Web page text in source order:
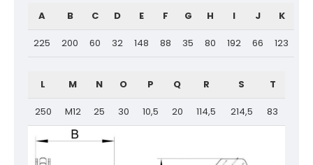
A B C D E F G H I J K
225 200 60 32 148 88 35 80 192 66 123
L M N O P Q R S T
250 M12 25 30 10,5 20 114,5 214,5 83